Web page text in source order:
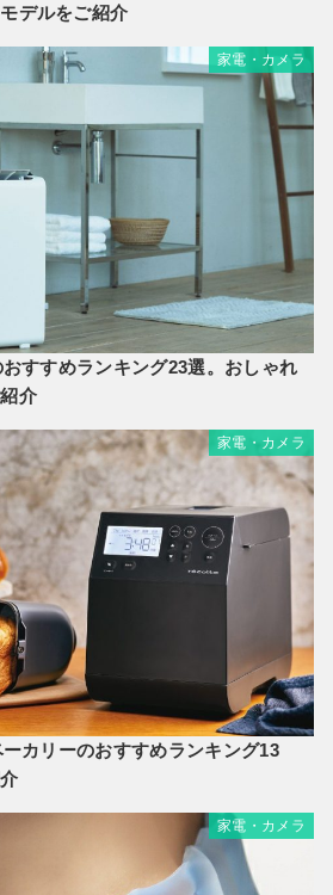
デルをご紹介
家電・カメラ
おすすめランキング23選。おしゃれ
介
家電・カメラ
ーカリーのおすすめランキング13
家電・カメラ